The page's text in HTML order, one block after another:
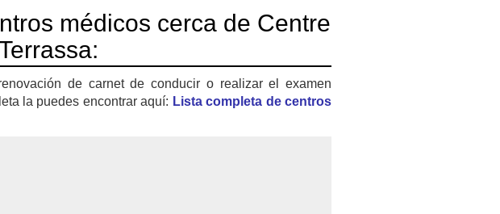
médicos cerca de Centre
de carnet de conducir o realizar el examen
la puedes encontrar aquí: Lista completa de centros